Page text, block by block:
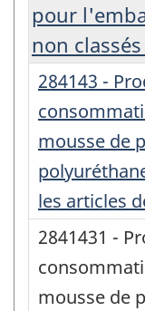
pour
non
284143 -
mousse de
les articles
2841431 -
mousse de